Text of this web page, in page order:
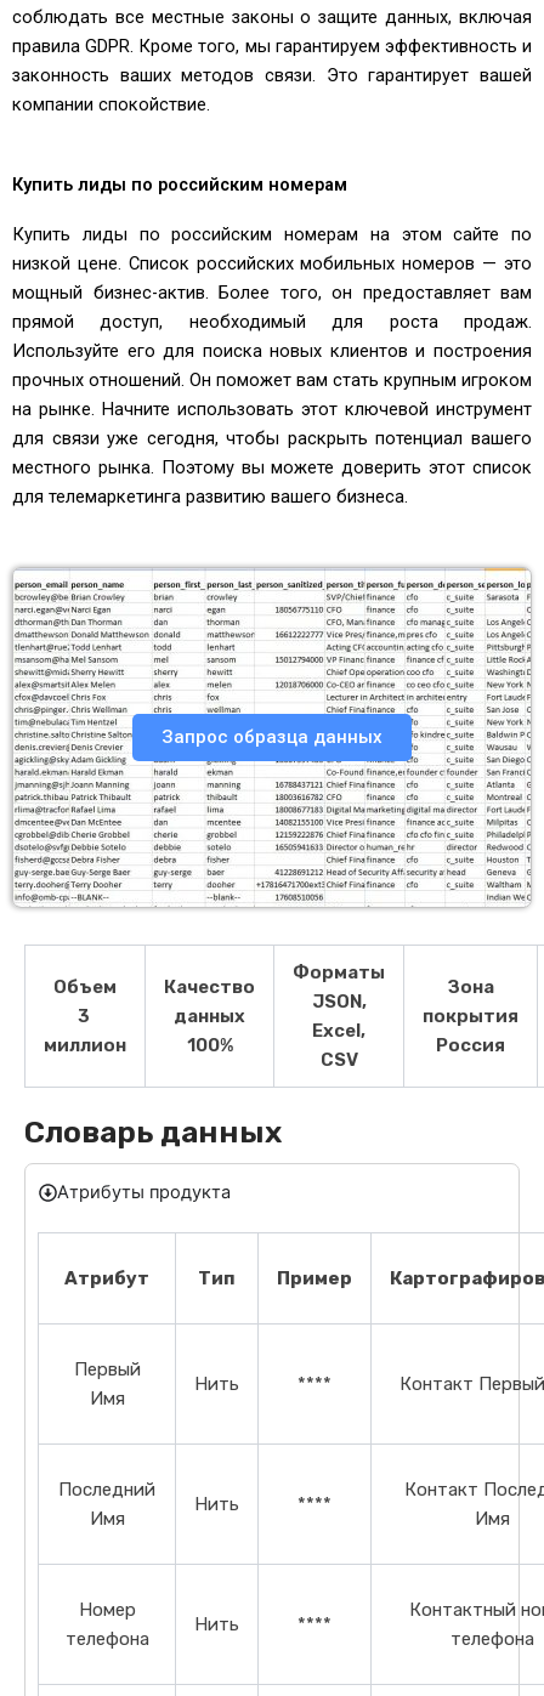
соблюдать все местные законы о защите данных, включая
правила GDPR. Кроме того, мы гарантируем эффективность и
законность ваших методов связи. Это гарантирует вашей
компании спокойствие.
Купить лиды по российским номерам
Купить лиды по российским номерам на этом сайте по
низкой цене. Список российских мобильных номеров — это
мощный бизнес-актив. Более того, он предоставляет вам
прямой доступ, необходимый для роста продаж.
Используйте его для поиска новых клиентов и построения
прочных отношений. Он поможет вам стать крупным игроком
на рынке. Начните использовать этот ключевой инструмент
для связи уже сегодня, чтобы раскрыть потенциал вашего
местного рынка. Поэтому вы можете доверить этот список
для телемаркетинга развитию вашего бизнеса.
Запрос образца данных
Объем
3
миллион
Качество
данных
100%
Форматы
JSON,
Excel,
CSV
Зона
покрытия
Россия
Словарь данных
Атрибуты продукта
Атрибут Тип Пример
Первый
Имя
Нить **** Контакт
Последний
Имя
Нить ****
Контакт
Имя
Номер
телефона
Нить ****
Контактный
телефона